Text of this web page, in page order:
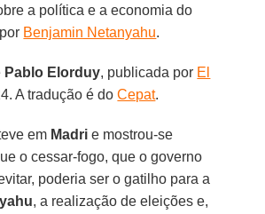
a política e a economia do
Benjamin Netanyahu.
Pablo Elorduy, publicada por El
A tradução é doCepat.
em Madri e mostrou-se
o cessar-fogo, que o governo
poderia ser o gatilho para a
, a realização de eleições e,